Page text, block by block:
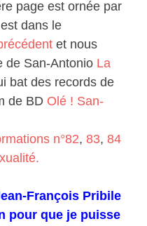
page est ornée par
dans le
et nous
de San-Antonio La
bat des records de
de BD Olé ! San-
n°82,83,84
François Pribile
pour que je puisse